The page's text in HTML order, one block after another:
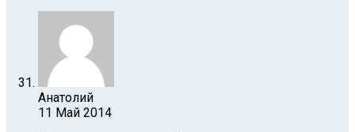
Анатолий
11 Май 2014